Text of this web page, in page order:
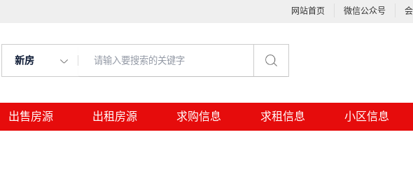
网站首页 微信公众号
新房
出售房源 出租房源 求购信息 求租信息 小区信息